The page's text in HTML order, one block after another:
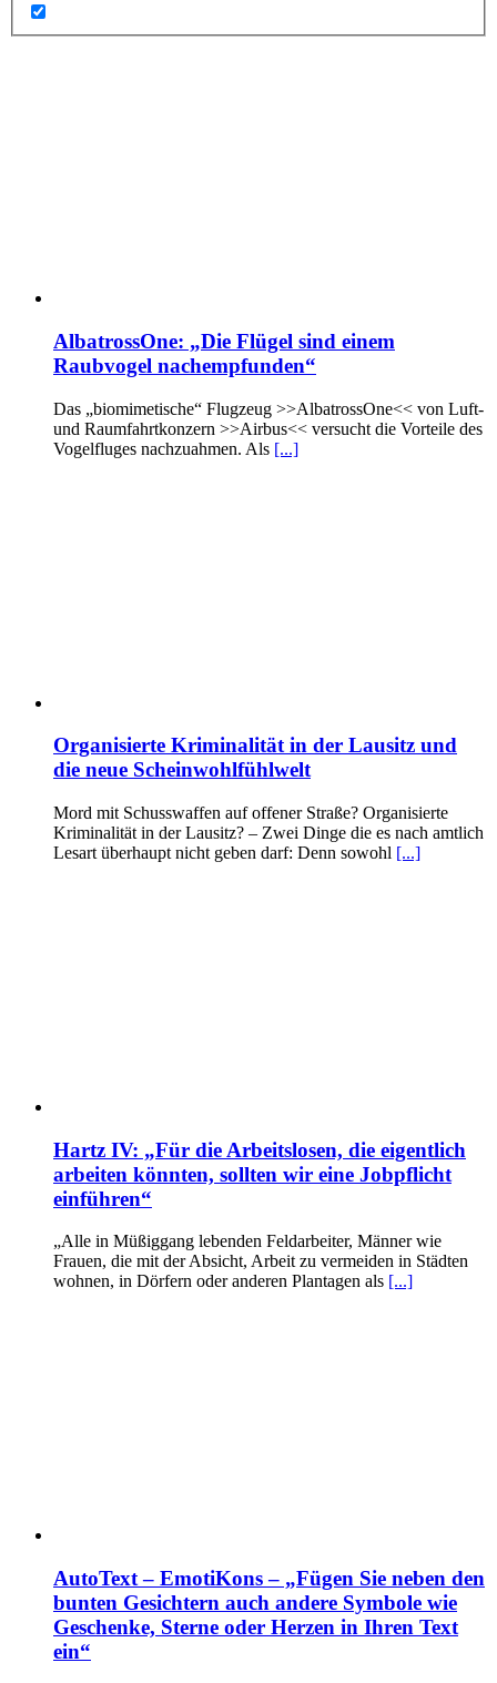
AlbatrossOne: „Die Flügel sind einem
Raubvogel nachempfunden“
Das „biomimetische“ Flugzeug >>AlbatrossOne<< von Luft-
und Raumfahrtkonzern >>Airbus<< versucht die Vorteile des
Vogelfluges nachzuahmen. Als [...]
Organisierte Kriminalität in der Lausitz und
die neue Scheinwohlfühlwelt
Mord mit Schusswaffen auf offener Straße? Organisierte
Kriminalität in der Lausitz? – Zwei Dinge die es nach amtlich
Lesart überhaupt nicht geben darf: Denn sowohl [...]
Hartz IV: „Für die Arbeitslosen, die eigentlich
arbeiten könnten, sollten wir eine Jobpflicht
einführen“
„Alle in Müßiggang lebenden Feldarbeiter, Männer wie
Frauen, die mit der Absicht, Arbeit zu vermeiden in Städten
wohnen, in Dörfern oder anderen Plantagen als [...]
AutoText – EmotiKons – „Fügen Sie neben den
bunten Gesichtern auch andere Symbole wie
Geschenke, Sterne oder Herzen in Ihren Text
ein“